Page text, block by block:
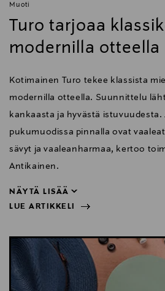
Muoti
Turo tarjoaa
modernilla otteella
Kotimainen Turo tekee klassista
modernilla otteella. Suunnittelu
kankaasta ja hyvästä istuvuudesta.
pukumuodissa pinnalla ovat
sävyt ja vaaleanharmaa, kertoo
Antikainen.
NÄYTÄ LISÄÄ
LUE ARTIKKELI
NÄYTÄ VÄHEMMÄN
LUE ARTIKKELI